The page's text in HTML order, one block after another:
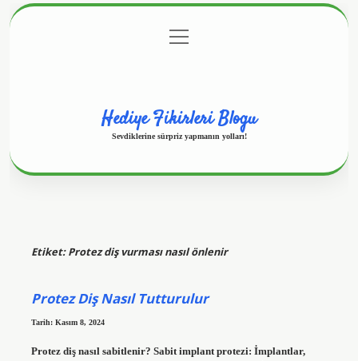
Gizlilik Politikası
menüyü
aç
Hediye Fikirleri Blogu
Sevdiklerine sürpriz yapmanın yolları!
Etiket:Protez diş vurması nasıl önlenir
Protez Diş Nasıl Tutturulur
Tarih: Kasım 8, 2024
Protez diş nasıl sabitlenir? Sabit implant protezi: İmplantlar,